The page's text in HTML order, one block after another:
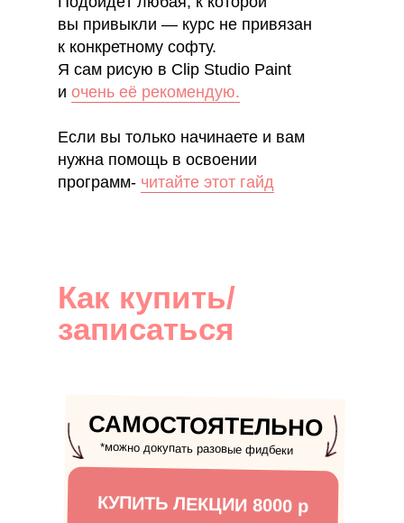
вы привыкли — курс не привязан
к конкретному софту.
Я сам рисую в Clip Studio Paint
и очень её рекомендую.
Если вы только начинаете и вам
нужна помощь в освоении
программ- читайте этот гайд
Как купить/
записаться
*можно докупать разовые фидбеки
КУПИТЬ ЛЕКЦИИ 8000 р
САМОСТОЯТЕЛЬНО